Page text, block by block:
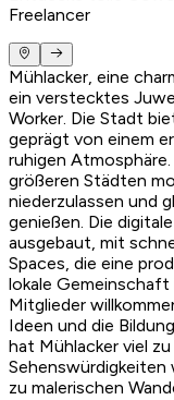
Freelancer
Mühlacker, eine
ein verstecktes
Worker. Die Stadt
geprägt von einem
ruhigen
größeren Städten
niederzulassen und
genießen. Die
ausgebaut, mit
Spaces, die eine
lokale
Mitglieder
Ideen und die
hat Mühlacker viel
Sehenswürdigkeiten
zu malerischen